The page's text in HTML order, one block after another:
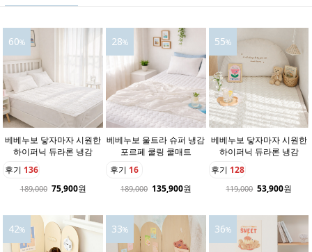
60%
베베누보 닿자마자 시원한
하이퍼닉 듀라론 냉감
후기 136
189,000 75,900원
28%
베베누보 울트라 슈퍼 냉감
포르페 쿨링 쿨매트
후기 16
189,000 135,900원
55%
베베누보 닿자마자 시원한
하이퍼닉 듀라론 냉감
후기 128
119,000 53,900원
42% 33% 36%